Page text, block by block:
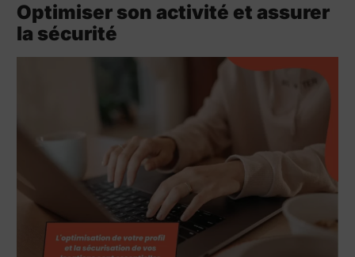
Optimiser son activité et assurer
la sécurité